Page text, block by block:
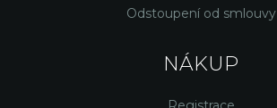
Odstoupení od smlouvy
NÁKUP